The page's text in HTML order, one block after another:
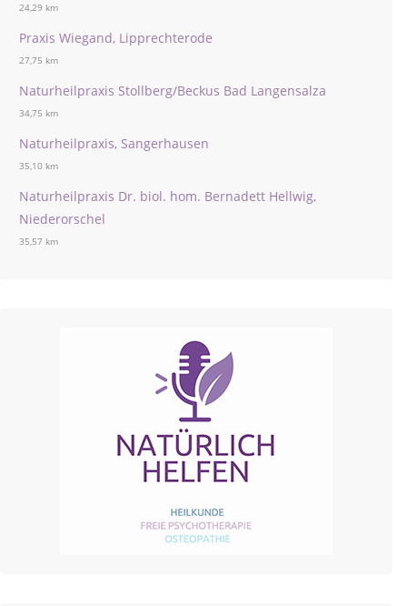
24,29 km
Praxis Wiegand, Lipprechterode
27,75 km
Naturheilpraxis Stollberg/Beckus Bad Langensalza
34,75 km
Naturheilpraxis, Sangerhausen
35,10 km
Naturheilpraxis Dr. biol. hom. Bernadett Hellwig,
Niederorschel
35,57 km